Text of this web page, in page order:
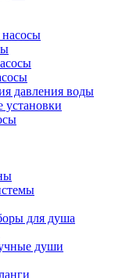
давления воды
установки
для душа
души